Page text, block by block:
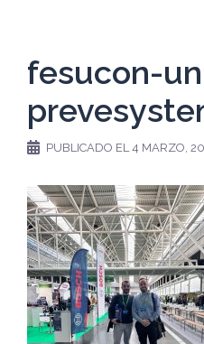
fesucon-
PUBLICADO EL4 MARZO,